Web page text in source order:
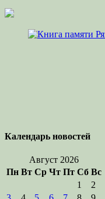
Календарь новостей
Август 2026
Пн Вт Ср Чт Пт Сб Вс
1
2